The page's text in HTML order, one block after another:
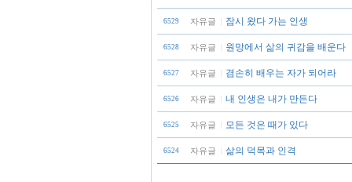
6529 자유글 잠시 왔다 가는 인생
6528 자유글 원망에서 삶의 귀감을 배운다
6527 자유글 겸손히 배우는 자가 되어라
6526 자유글 내 인생은 내가 만든다
6525 자유글 모든 것은 때가 있다
6524 자유글 삶의 덕목과 인격